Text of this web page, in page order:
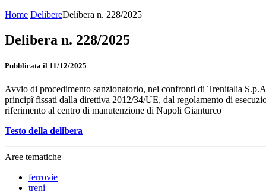
Home DelibereDelibera n. 228/2025
Delibera n. 228/2025
Pubblicata il 11/12/2025
Avvio di procedimento sanzionatorio, nei confronti di Trenitalia
principî fissati dalla direttiva 2012/34/UE, dal regolamento di
riferimento al centro di manutenzione di Napoli Gianturco
Testo della delibera
Aree tematiche
ferrovie
treni